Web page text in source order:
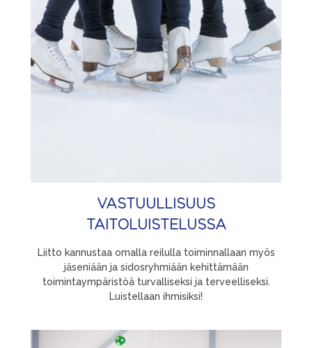
VASTUULLISUUS
TAITOLUISTELUSSA
Liitto kannustaa omalla reilulla toiminnallaan myös
jäseniään ja sidosryhmiään kehittämään
toimintaympäristöä turvalliseksi ja terveelliseksi.
Luistellaan ihmisiksi!